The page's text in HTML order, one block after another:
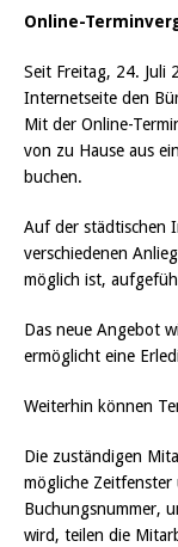
Online-
Seit Freitag, 24. Juli
Internetseite den
Mit der Online-
von zu Hause aus
buchen.
Auf der städtischen
verschiedenen
möglich ist,
Das neue Angebot
ermöglicht eine
Weiterhin können
Die zuständigen
mögliche
Buchungsnummer,
wird, teilen die